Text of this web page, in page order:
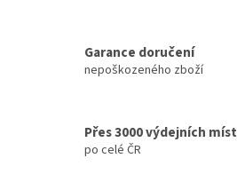
Garance doručení
nepoškozeného zboží
Přes 3000 výdejních míst
po celé ČR